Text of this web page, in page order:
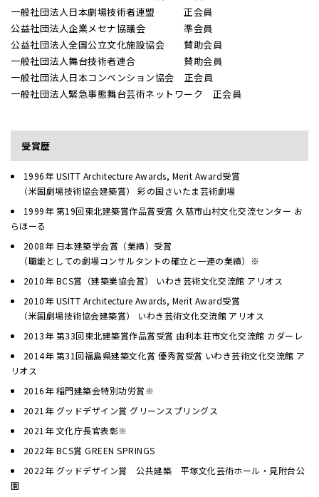
一般社団法人日本劇場技術者連盟 正会員
公益社団法人企業メセナ協議会 準会員
公益社団法人全国公立文化施設協会 賛助会員
一般社団法人舞台技術者連合 賛助会員
一般社団法人日本コンベンション協会 正会員
一般社団法人緊急事態舞台芸術ネットワーク 正会員
受賞歴
1996年 USITT Architecture Awards, Merit Award受賞
（米国劇場技術協会建築賞） 彩の国さいたま芸術劇場
1999年 第19回東北建築賞作品賞受賞 久慈市山村文化交流センター お
らほーる
2008年 日本建築学会賞（業績）受賞
（職能としての劇場コンサルタントの確立と一連の業績）※
2010年 BCS賞（建築業協会賞） いわき芸術文化交流館 アリオス
2010年 USITT Architecture Awards, Merit Award受賞
（米国劇場技術協会建築賞） いわき芸術文化交流館 アリオス
2013年 第33回東北建築賞作品賞受賞 由利本荘市文化交流館 カダーレ
2014年 第31回福島県建築文化賞 優秀賞受賞 いわき芸術文化交流館 ア
リオス
2016年 稲門建築会特別功労賞※
2021年 グッドデザイン賞 グリーンスプリングス
2021年 文化庁長官表彰※
2022年 BCS賞 GREEN SPRINGS
2022年 グッドデザイン賞 公共建築 平塚文化芸術ホール・見附台公
園